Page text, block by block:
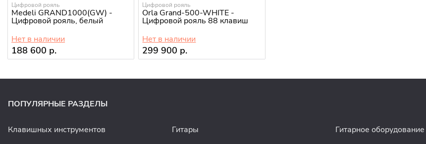
Цифровой рояль
Medeli GRAND1000(GW) -
Цифровой рояль, белый
Нет в наличии
188 600 р.
Цифровой рояль
Orla Grand-500-WHITE -
Цифровой рояль 88 клавиш
Нет в наличии
299 900 р.
ПОПУЛЯРНЫЕ РАЗДЕЛЫ
Клавишных инструментов Гитары Гитарное оборудование